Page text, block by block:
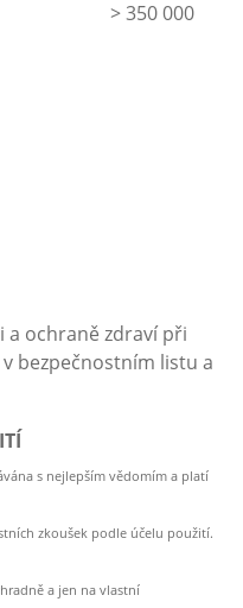
000
a ochraně zdraví při
bezpečnostním listu a
s nejlepším vědomím a platí
zkoušek podle účelu použití.
a jen na vlastní